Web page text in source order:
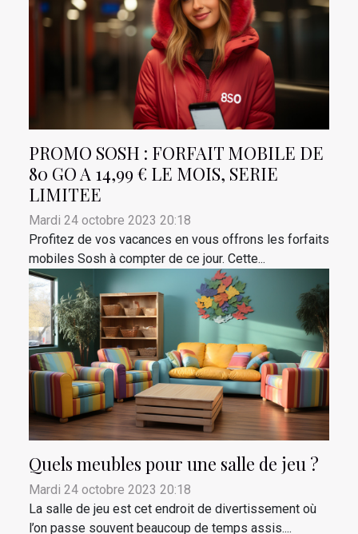
PROMO SOSH : FORFAIT MOBILE DE
80 GO A 14,99 € LE MOIS, SERIE
LIMITEE
Mardi 24 octobre 2023 20:18
Profitez de vos vacances en vous offrons les forfaits
mobiles Sosh à compter de ce jour. Cette...
Quels meubles pour une salle de jeu ?
Mardi 24 octobre 2023 20:18
La salle de jeu est cet endroit de divertissement où
l’on passe souvent beaucoup de temps assis....